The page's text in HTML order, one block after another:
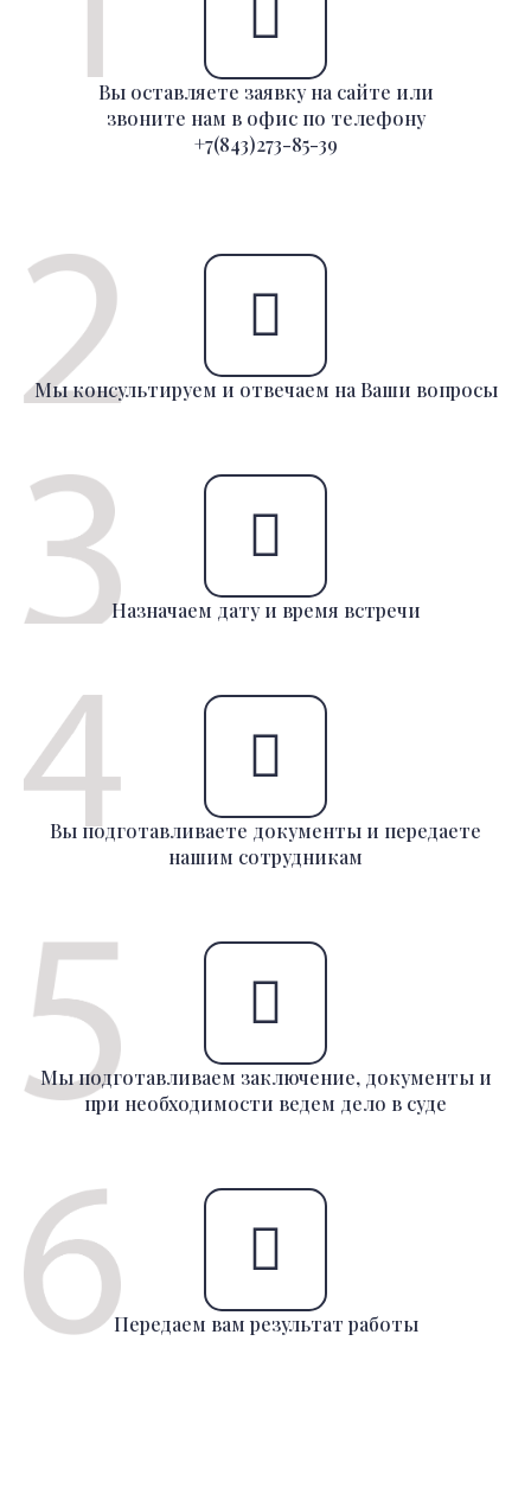
Вы оставляете заявку на сайте или
звоните нам в офис по телефону
+7(843)273-85-39
Мы консультируем и отвечаем на Ваши вопросы
Назначаем дату и время встречи
Вы подготавливаете документы и передаете
нашим сотрудникам
Мы подготавливаем заключение, документы и
при необходимости ведем дело в суде
Передаем вам результат работы